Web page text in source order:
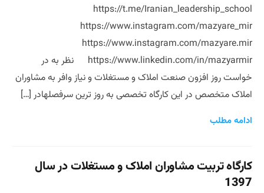
https://t.me/Iranian_leadership_school
https://www.instagram.com/mazyare_mir
https://www.instagram.com/mazyare.mir
https://www.linkedin.com/in/mazyarmir نظر به در
خواست روز افزون صنعت املاک و مستغلات و نیاز وافر به مشاوران
املاک متخصص در این کارگاه تخصصی به روز ترین سرفصلهادر […]
ادامه مطلب
کارگاه تربیت مشاوران املاک و مستغلات در سال
1397